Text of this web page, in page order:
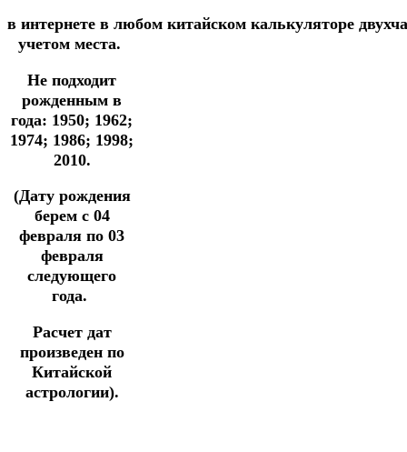
в интернете в любом китайском калькуляторе
учетом места.
Не подходит
рожденным в
года: 1950; 1962;
1974; 1986; 1998;
2010.
(Дату рождения
берем с 04
февраля по 03
февраля
следующего
года.
Расчет дат
произведен по
Китайской
астрологии).